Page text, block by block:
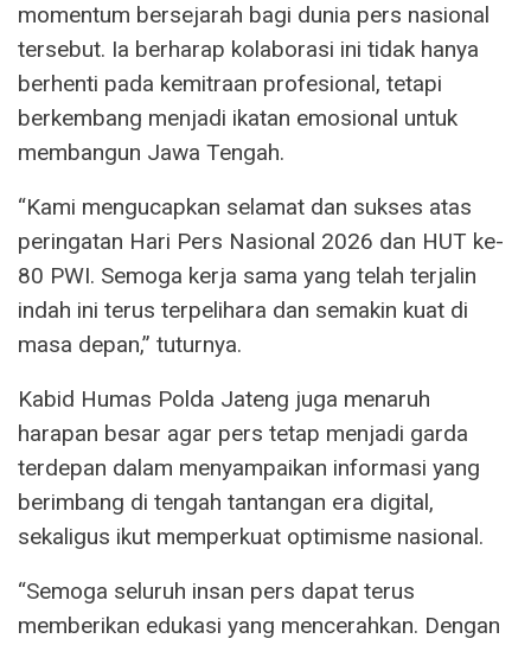
momentum bersejarah bagi dunia pers nasional
tersebut. Ia berharap kolaborasi ini tidak hanya
berhenti pada kemitraan profesional, tetapi
berkembang menjadi ikatan emosional untuk
membangun Jawa Tengah.
“Kami mengucapkan selamat dan sukses atas
peringatan Hari Pers Nasional 2026 dan HUT ke-
80 PWI. Semoga kerja sama yang telah terjalin
indah ini terus terpelihara dan semakin kuat di
masa depan,” tuturnya.
Kabid Humas Polda Jateng juga menaruh
harapan besar agar pers tetap menjadi garda
terdepan dalam menyampaikan informasi yang
berimbang di tengah tantangan era digital,
sekaligus ikut memperkuat optimisme nasional.
“Semoga seluruh insan pers dapat terus
memberikan edukasi yang mencerahkan. Dengan